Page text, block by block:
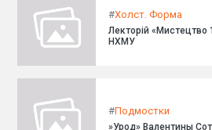
#Холст. Форма
Лекторій «Мистецтво
НХМУ
#Подмостки
»Урод» Валентины